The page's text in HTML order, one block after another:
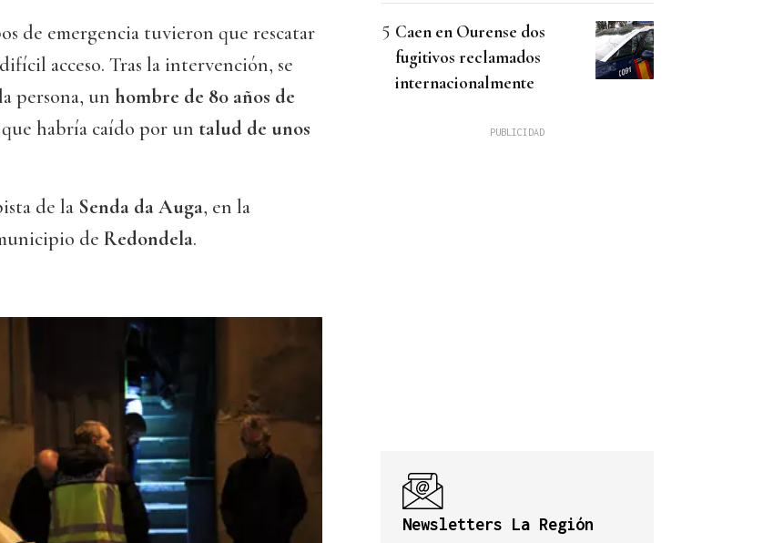
de emergencia tuvieron que rescatar
acceso. Tras la intervención, se
persona, un hombre de 80 años de
habría caído por un talud de unos
de la Senda da Auga, en la
de Redondela.
Caen en Ourense dos
fugitivos reclamados
internacionalmente
Newsletters La Región